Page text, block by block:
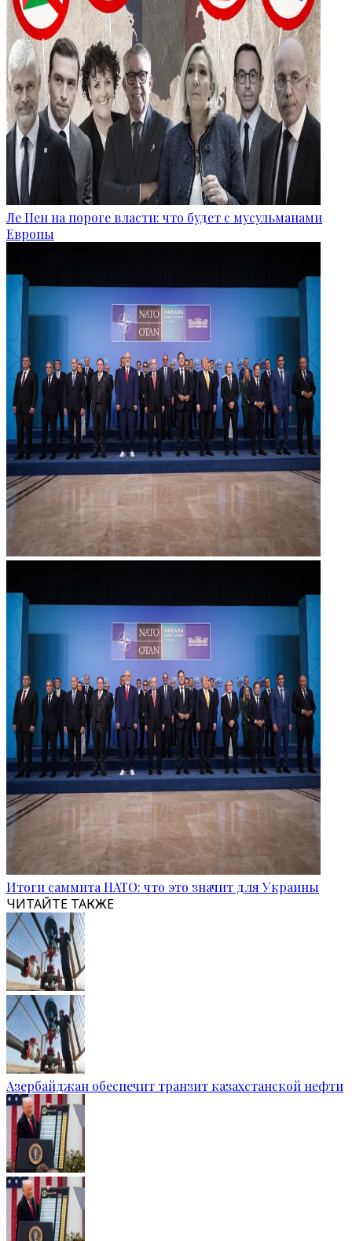
Ле Пен на пороге власти: что будет с мусульманами
Европы
Итоги саммита НАТО: что это значит для Украины
ЧИТАЙТЕ ТАКЖЕ
Азербайджан обеспечит транзит казахстанской нефти